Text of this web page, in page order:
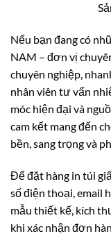
Nếu bạn đang có
NAM – đơn vị
chuyên nghiệp,
nhân viên tư vấn
móc hiện đại và
cam kết mang đến
bền, sang trọng và
Để đặt hàng in túi
số điện thoại, email
mẫu thiết kế, kích
khi xác nhận đơn